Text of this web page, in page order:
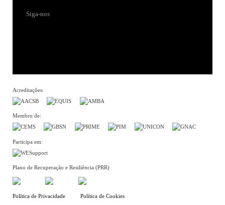
Siga-nos
Acreditações:
Membro de:
Participa em:
Plano de Recuperação e Resiliência (PRR)
Política de Privacidade Política de Cookies